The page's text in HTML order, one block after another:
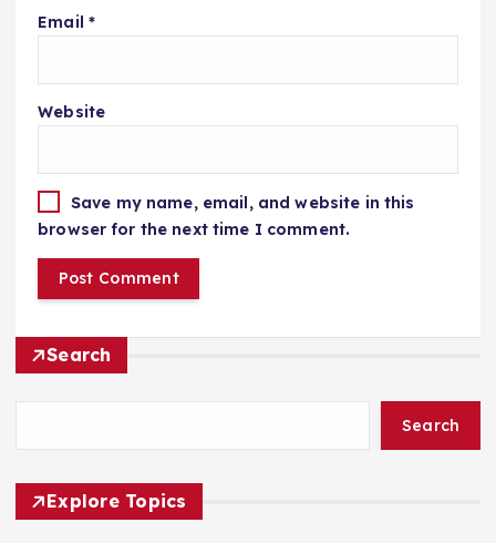
Email *
Website
Save my name, email, and website in this
browser for the next time I comment.
Search
Search
Explore Topics